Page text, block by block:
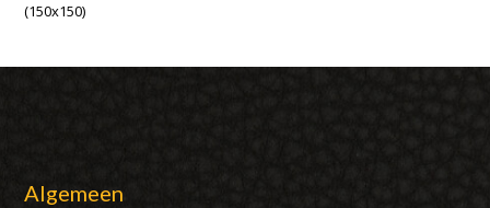
(150x150)
Algemeen